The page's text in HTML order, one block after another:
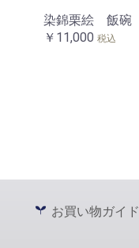
染錦栗絵 飯碗
￥11,000 税込
お買い物ガイド